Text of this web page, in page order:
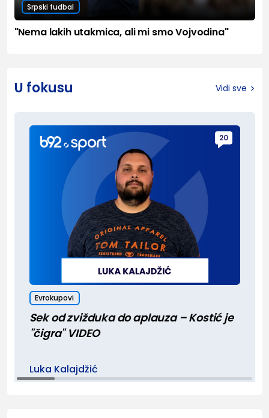
Srpski fudbal
"Nema lakih utakmica, ali mi smo Vojvodina"
U fokusu Vidi sve
20
Evrokupovi
Sek od zvižduka do aplauza – Kostić je
"čigra" VIDEO
Luka Kalajdžić